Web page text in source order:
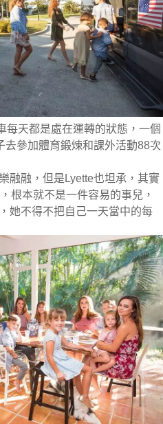
每天都是處在運轉的狀態，一個
去參加體育鍛煉和課外活動88次
融融，但是Lyette也坦承，其實
根本就不是一件容易的事兒，
她不得不把自己一天當中的每